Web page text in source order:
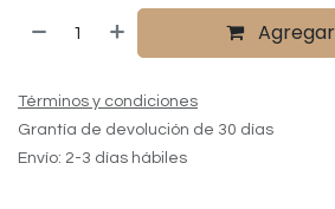
Términos y condiciones
Grantía de devolución de 30 días
Envío: 2-3 días hábiles